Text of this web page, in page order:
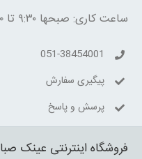
ساعت کاری: صبحها ۹:۳۰ تا ۱۳:۳۰ عصرها ۱۷تا ۲۱
051-38454001
پیگیری سفارش
پرسش و پاسخ
فروشگاه اینترنتی عینک صبا